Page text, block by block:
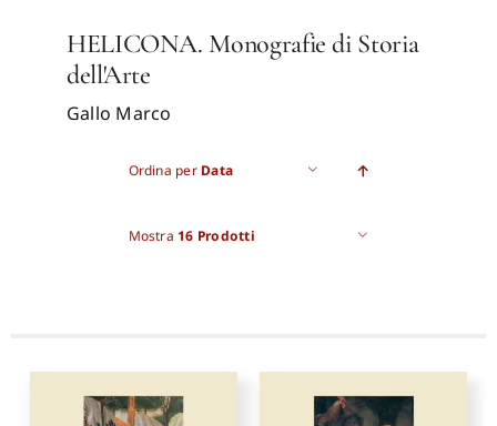
Autori
HELICONA. Monografie di Storia
dell'Arte
Gallo Marco
Ordina per Data
Mostra 16 Prodotti